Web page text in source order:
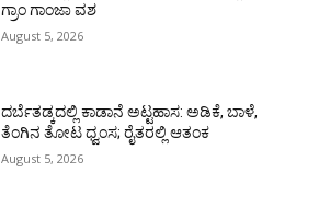
ಗ್ರಾಂ ಗಾಂಜಾ ವಶ
August 5, 2026
ದರ್ಬೆತಡ್ಕದಲ್ಲಿ ಕಾಡಾನೆ ಅಟ್ಟಹಾಸ: ಅಡಿಕೆ, ಬಾಳೆ,
ತೆಂಗಿನ ತೋಟ ಧ್ವಂಸ; ರೈತರಲ್ಲಿ ಆತಂಕ
August 5, 2026